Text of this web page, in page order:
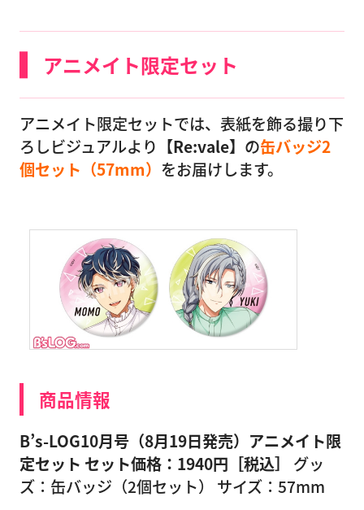
アニメイト限定セット
アニメイト限定セットでは、表紙を飾る撮り下
ろしビジュアルより 【Re:vale】 の缶バッジ2
個セット（57mm） をお届けします。
商品情報
B’s-LOG10月号（8月19日発売）アニメイト限
定セット セット価格：1940円［税込］
グッ
ズ：缶バッジ（2個セット） サイズ：57mm